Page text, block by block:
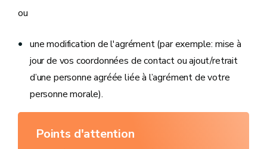
ou
une modification de l'agrément (par exemple: mise à
jour de vos coordonnées de contact ou ajout/retrait
d’une personne agréée liée à l’agrément de votre
personne morale).
Points d'attention